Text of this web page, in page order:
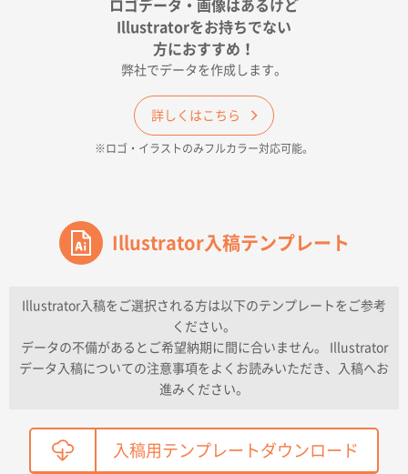
2026年04月17日 09:28
印刷色が豊富であったため
ECO OPPワンポイントポリ袋 A4サイズ（透明）
2026年04月16日 14:31
東京都のお客様
ワンポイントポリ袋 A4サイズ1000枚
2026年04月16日 11:41
ワンポイントポリ袋 A4サイズ300枚
2026年04月01日 16:32
こちらの需要にあったので
鳥取県T社様
【オーダー商品】特別ご注文ページ04
2150枚
ロゴデータ・画像はあるけど
Illustratorをお持ちでない
方におすすめ！
弊社でデータを作成します。
詳しくはこちら
※ロゴ・イラストのみフルカラー対応可能。
Illustrator入稿テンプレート
Illustrator入稿をご選択される方は以下のテンプレートをご参考
ください。
データの不備があるとご希望納期に間に合いません。 Illustrator
データ入稿についての注意事項をよくお読みいただき、入稿へお
進みください。
入稿用テンプレートダウンロード